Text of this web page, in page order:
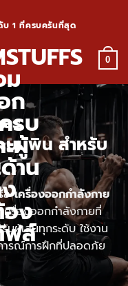
บ 1 ที่ครบครันที่สุด
0
บบพิน สำหรับ
อเครื่องออกกำลังกาย
ครื่องออกกำลังกายที่
บผู้เล่นทุกระดับ ใช้งาน
ารณ์การฝึกที่ปลอดภัย